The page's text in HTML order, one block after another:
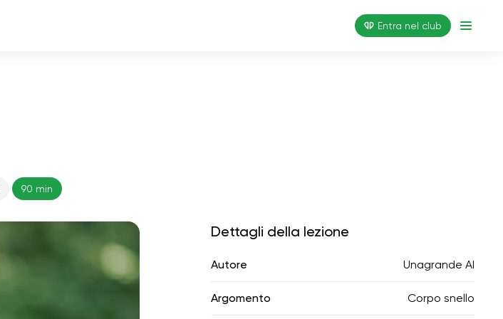
Entra nel club
90 min
Dettagli della lezione
Autore Unagrande AI
Argomento Corpo snello